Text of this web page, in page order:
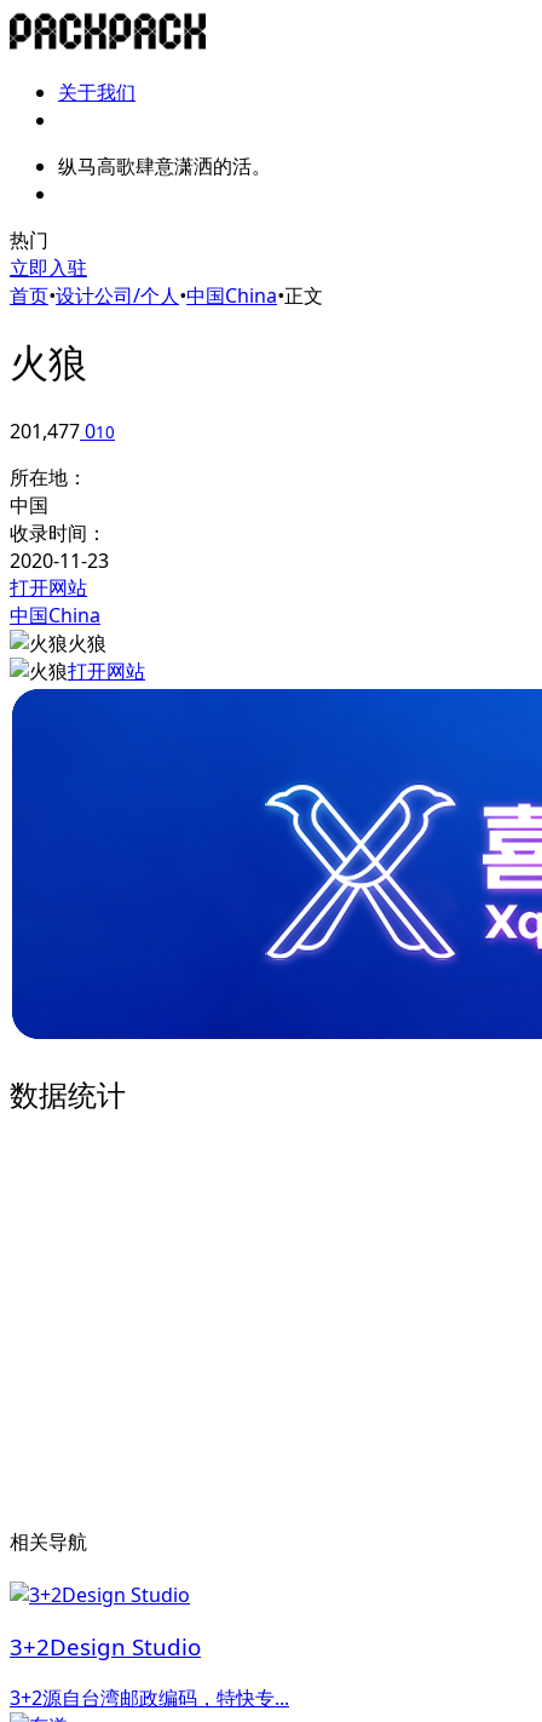
关于我们
纵马高歌肆意潇洒的活。
热门
立即入驻
首页•设计公司/个人•中国China•正文
火狼
201,477010
所在地：
中国
收录时间：
2020-11-23
打开网站
中国China
火狼
打开网站
数据统计
相关导航
3+2Design Studio
3+2源自台湾邮政编码，特快专...